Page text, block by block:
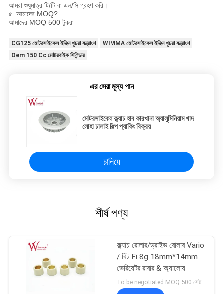
আমরা শুধুমাত্র টি/টি বা এল/সি গ্রহণ করি।
৫. আমাদের MOQ?
আমাদের MOQ 500 টুকরা
CG125 মোটরসাইকেল ইঞ্জিন খুচরা যন্ত্রাংশ
WIMMA মোটরসাইকেল ইঞ্জিন খুচরা যন্ত্রাংশ
Oem 150 Cc মোটরবাইক সিলিন্ডার
এর সেরা মূল্য পান
মোটরসাইকেল ক্ল্যাচ হাব কারখানা অ্যালুমিনিয়াম খাদ
লোহা ঢালাই শিল্প প্যাকিং বিক্রয়
চালিয়ে
শীর্ষ পণ্য
ক্ল্যাচ রোলার/ড্রাইভ রোলার Vario
/ বিট Fi 8g 18mm*14mm
ভেরিয়েটর রাবার & অ্যালোয়
To be negotiated MOQ:500 সেট